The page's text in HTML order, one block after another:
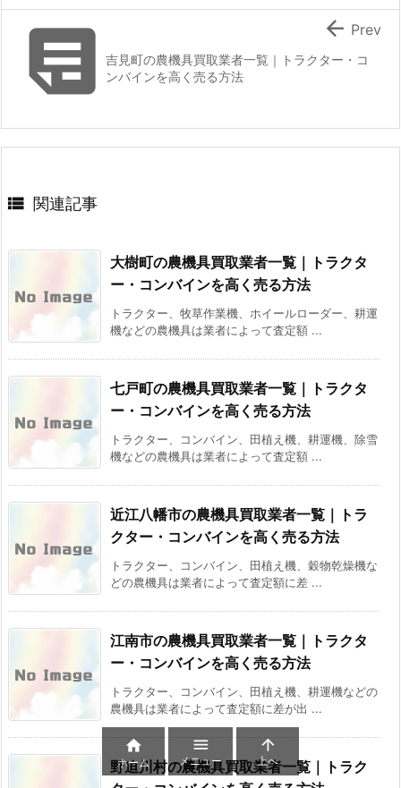
吉見町の農機具買取業者一覧｜トラクター・コ
ンバインを高く売る方法
 Prev
 関連記事
大樹町の農機具買取業者一覧｜トラクタ
ー・コンバインを高く売る方法
トラクター、牧草作業機、ホイールローダー、耕運
機などの農機具は業者によって査定額 ...
七戸町の農機具買取業者一覧｜トラクタ
ー・コンバインを高く売る方法
トラクター、コンバイン、田植え機、耕運機、除雪
機などの農機具は業者によって査定額 ...
近江八幡市の農機具買取業者一覧｜トラ
クター・コンバインを高く売る方法
トラクター、コンバイン、田植え機、穀物乾燥機な
どの農機具は業者によって査定額に差 ...
江南市の農機具買取業者一覧｜トラクタ
ー・コンバインを高く売る方法
トラクター、コンバイン、田植え機、耕運機などの
農機具は業者によって査定額に差が出 ...
野迫川村の農機具買取業者一覧｜トラク

ホーム

メニュー

上へ